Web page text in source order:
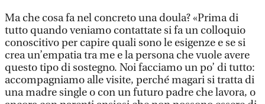
Ma che cosa fa nel concreto una doula? «Prima di
tutto quando veniamo contattate si fa un colloquio
conoscitivo per capire quali sono le esigenze e se si
crea un’empatia tra me e la persona che vuole avere
questo tipo di sostegno. Noi facciamo un po’ di tutto:
accompagniamo alle visite, perché magari si tratta di
una madre single o con un futuro padre che lavora, o